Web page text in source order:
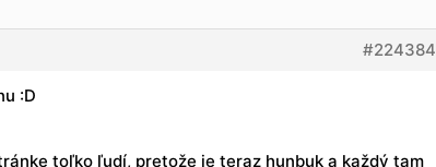
#224384
:D
toľko ľudí, pretože je teraz hunbuk a každý tam